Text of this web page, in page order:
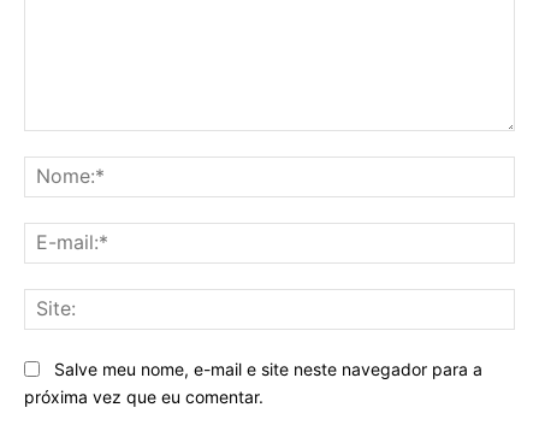
Salve meu nome, e-mail e site neste navegador para a
próxima vez que eu comentar.